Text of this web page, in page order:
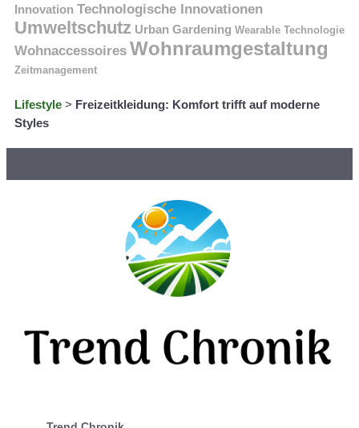
Innovation Technologische Innovationen
Umweltschutz Urban Gardening Wearable Technologie
Wohnaccessoires Wohnraumgestaltung
Zeitmanagement
Lifestyle > Freizeitkleidung: Komfort trifft auf moderne
Styles